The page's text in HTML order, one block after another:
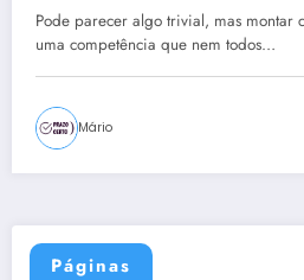
Pode parecer algo trivial, mas montar
uma competência que nem todos…
Mário
Páginas